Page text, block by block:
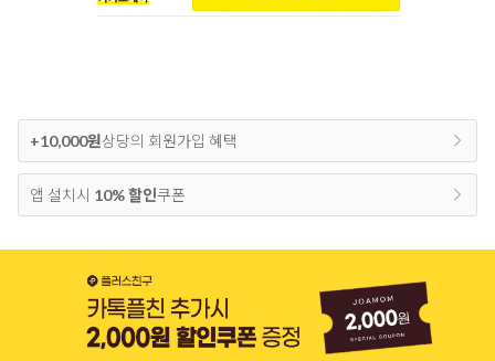
+10,000원상당의 회원가입 혜택
앱 설치시 10% 할인쿠폰